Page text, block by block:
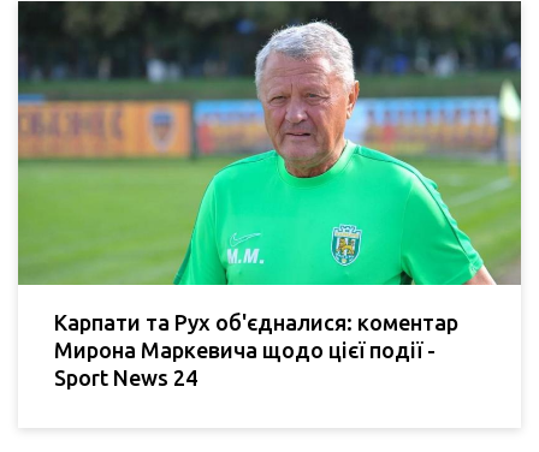
Карпати та Рух об'єдналися: коментар
Мирона Маркевича щодо цієї події -
Sport News 24